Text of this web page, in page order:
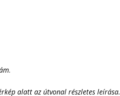
.
alatt az útvonal részletes leírása.